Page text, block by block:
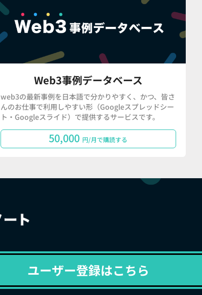
Web3事例データベース
web3の最新事例を日本語で分かりやすく、かつ、皆さ
んのお仕事で利用しやすい形（Googleスプレッドシー
ト・Googleスライド）で提供するサービスです。
50,000 円/月で購読する
ユーザー登録はこちら